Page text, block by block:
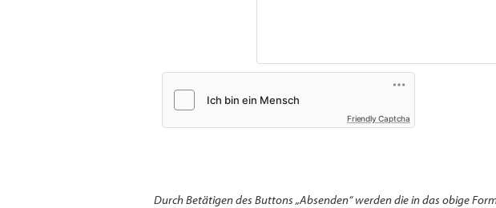
Friendly Captcha
Durch Betätigen des Buttons „Absenden“ werden die in das obige